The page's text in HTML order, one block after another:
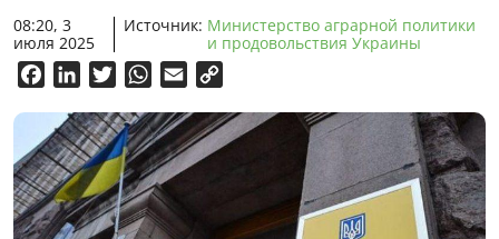
08:20, 3
июля 2025
Источник: Министерство аграрной политики
и продовольствия Украины
FacebookLinkedInTwitterWhatsApp
Email